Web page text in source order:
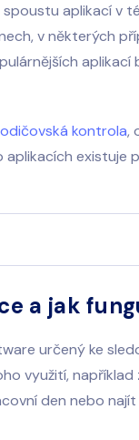
aplikací v
v některých
kontrola,
existuje
a jak
určený ke
využití,
den nebo